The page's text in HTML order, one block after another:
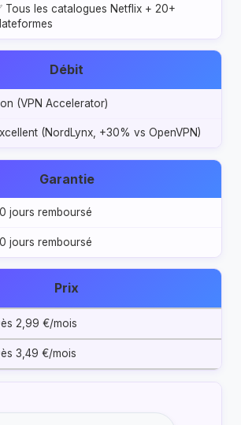
Tous les catalogues Netflix + 20+
Débit
(VPN Accelerator)
(NordLynx, +30% vs OpenVPN)
Garantie
jours remboursé
jours remboursé
Prix
2,99 €/mois
3,49 €/mois